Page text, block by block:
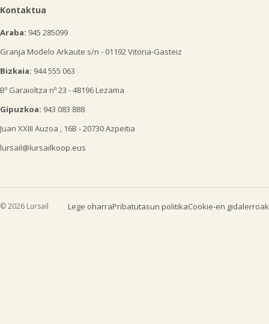
Kontaktua
Araba: 945 285099
Granja Modelo Arkaute s/n - 01192 Vitoria-Gasteiz
Bizkaia: 944 555 063
Bº Garaioltza nº 23 - 48196 Lezama
Gipuzkoa: 943 083 888
Juan XXIII Auzoa , 16B - 20730 Azpeitia
lursail@lursailkoop.eus
© 2026 Lursail Lege oharraPribatutasun politikaCookie-en gidalerroak